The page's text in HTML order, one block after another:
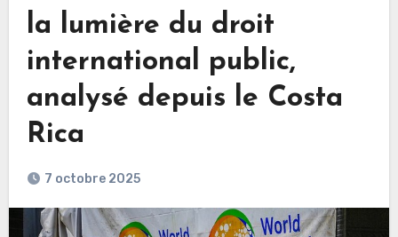
la lumière du droit
international public,
analysé depuis le Costa
Rica
7 octobre 2025